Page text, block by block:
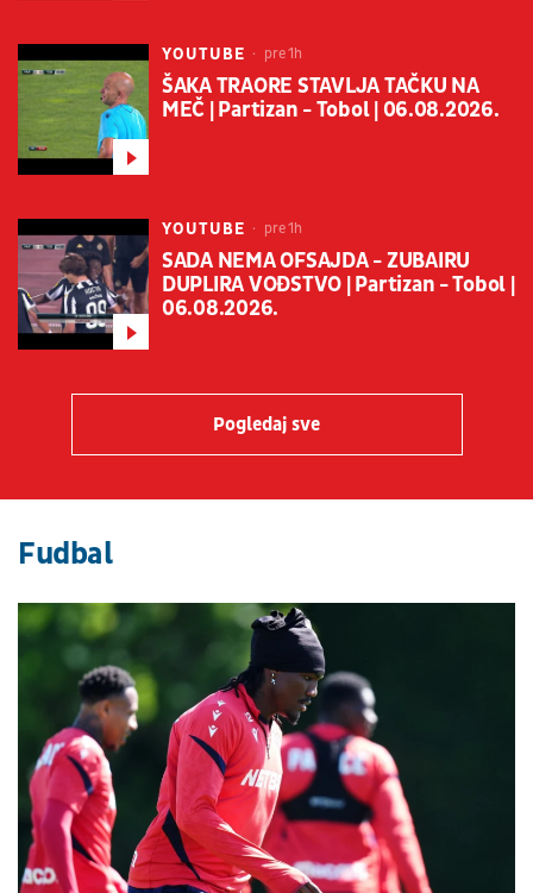
YOUTUBE pre 1h
ŠAKA TRAORE STAVLJA TAČKU NA
MEČ | Partizan - Tobol | 06.08.2026.
YOUTUBE pre 1h
SADA NEMA OFSAJDA - ZUBAIRU
DUPLIRA VOĐSTVO | Partizan - Tobol |
06.08.2026.
Pogledaj sve
Fudbal